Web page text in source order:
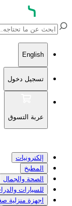
English
تسجيل دخول
عربة التسوق
إلكترونيات
المطبخ
الصحة والجمال
للسيارات
اجهزة منزلية